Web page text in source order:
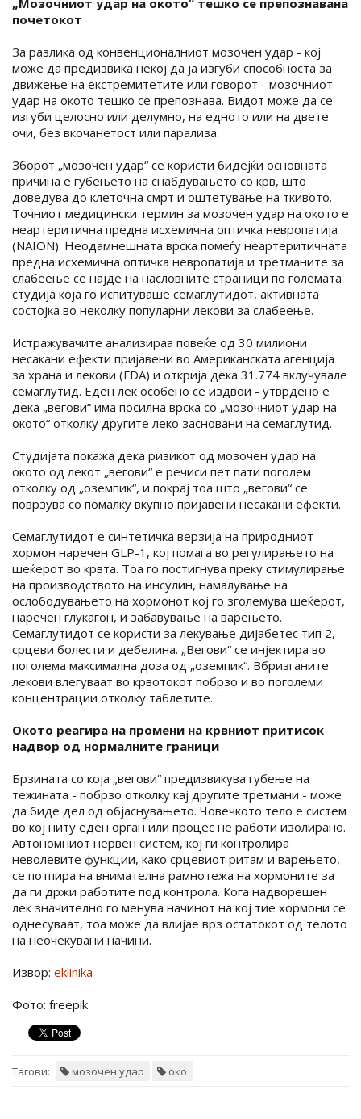
почетокот
За разлика од конвенционалниот мозочен удар - кој
може да предизвика некој да ја изгуби способноста за
движење на екстремитетите или говорот - мозочниот
удар на окото тешко се препознава. Видот може да се
изгуби целосно или делумно, на едното или на двете
очи, без вкочанетост или парализа.
Зборот „мозочен удар“ се користи бидејќи основната
причина е губењето на снабдувањето со крв, што
доведува до клеточна смрт и оштетување на ткивото.
Точниот медицински термин за мозочен удар на окото е
неартеритична предна исхемична оптичка невропатија
(NAION). Неодамнешната врска помеѓу неартеритичната
предна исхемична оптичка невропатија и третманите за
слабеење се најде на насловните страници по големата
студија која го испитуваше семаглутидот, активната
состојка во неколку популарни лекови за слабеење.
Истражувачите анализираа повеќе од 30 милиони
несакани ефекти пријавени во Американската агенција
за храна и лекови (FDA) и открија дека 31.774 вклучувале
семаглутид. Еден лек особено се издвои - утврдено е
дека „вегови“ има посилна врска со „мозочниот удар на
окото“ отколку другите леко засновани на семаглутид.
Студијата покажа дека ризикот од мозочен удар на
окото од лекот „вегови“ е речиси пет пати поголем
отколку од „оземпик“, и покрај тоа што „вегови“ се
поврзува со помалку вкупно пријавени несакани ефекти.
Семаглутидот е синтетичка верзија на природниот
хормон наречен GLP-1, кој помага во регулирањето на
шеќерот во крвта. Тоа го постигнува преку стимулирање
на производството на инсулин, намалување на
ослободувањето на хормонот кој го зголемува шеќерот,
наречен глукагон, и забавување на варењето.
Семаглутидот се користи за лекување дијабетес тип 2,
срцеви болести и дебелина. „Вегови“ се инјектира во
поголема максимална доза од „оземпик“. Вбризганите
лекови влегуваат во крвотокот побрзо и во поголеми
концентрации отколку таблетите.
Окото реагира на промени на крвниот притисок
надвор од нормалните граници
Брзината со која „вегови“ предизвикува губење на
тежината - побрзо отколку кај другите третмани - може
да биде дел од објаснувањето. Човечкото тело е систем
во кој ниту еден орган или процес не работи изолирано.
Автономниот нервен систем, кој ги контролира
неволевите функции, како срцевиот ритам и варењето,
се потпира на внимателна рамнотежа на хормоните за
да ги држи работите под контрола. Кога надворешен
лек значително го менува начинот на кој тие хормони се
однесуваат, тоа може да влијае врз остатокот од телото
на неочекувани начини.
Извор: eklinika
Фото: freepik
Тагови: мозочен удар око